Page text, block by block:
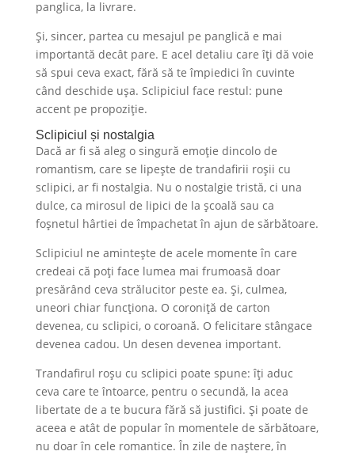
panglica, la livrare.
Și, sincer, partea cu mesajul pe panglică e mai
importantă decât pare. E acel detaliu care îți dă voie
să spui ceva exact, fără să te împiedici în cuvinte
când deschide ușa. Sclipiciul face restul: pune
accent pe propoziție.
Sclipiciul și nostalgia
Dacă ar fi să aleg o singură emoție dincolo de
romantism, care se lipește de trandafirii roșii cu
sclipici, ar fi nostalgia. Nu o nostalgie tristă, ci una
dulce, ca mirosul de lipici de la școală sau ca
foșnetul hârtiei de împachetat în ajun de sărbătoare.
Sclipiciul ne amintește de acele momente în care
credeai că poți face lumea mai frumoasă doar
presărând ceva strălucitor peste ea. Și, culmea,
uneori chiar funcționa. O coroniță de carton
devenea, cu sclipici, o coroană. O felicitare stângace
devenea cadou. Un desen devenea important.
Trandafirul roșu cu sclipici poate spune: îți aduc
ceva care te întoarce, pentru o secundă, la acea
libertate de a te bucura fără să justifici. Și poate de
aceea e atât de popular în momentele de sărbătoare,
nu doar în cele romantice. În zile de naștere, în